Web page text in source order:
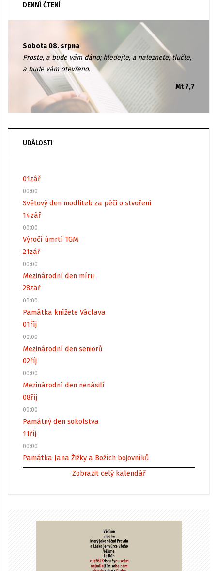
DENNÍ ČTENÍ
Sobota 08. srpna
Proste, a bude vám dáno; hledejte, a naleznete; tlučte,
a bude vám otevřeno.
Mt 7,7
UDÁLOSTI
01zář
00:00
Světový den modliteb za péči o stvoření
14zář
00:00
Výročí úmrtí TGM
21zář
00:00
Mezinárodní den míru
28zář
00:00
Památka knížete Václava
01říj
00:00
Mezinárodní den seniorů
02říj
00:00
Mezinárodní den nenásilí
08říj
00:00
Památný den sokolstva
11říj
00:00
Památka Jana Žižky a Božích bojovníků
Zobrazit celý kalendář